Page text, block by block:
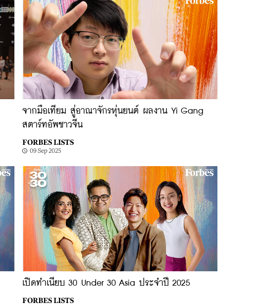
จากมือเทียม สู่อาณาจักรหุ่นยนต์ ผลงาน Yi Gang
สตาร์ทอัพชาวจีน
FORBES LISTS
09 Sep 2025
เปิดทำเนียบ 30 Under 30 Asia ประจำปี 2025
FORBES LISTS